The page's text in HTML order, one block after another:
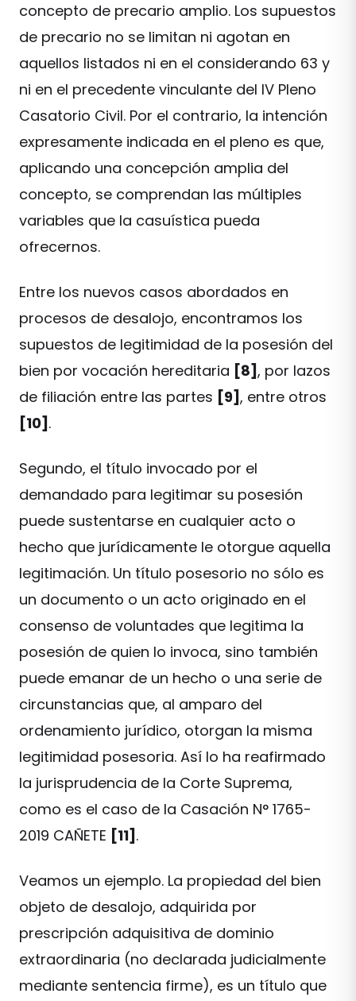
concepto de precario amplio. Los supuestos
de precario no se limitan ni agotan en
aquellos listados ni en el considerando 63 y
ni en el precedente vinculante del IV Pleno
Casatorio Civil. Por el contrario, la intención
expresamente indicada en el pleno es que,
aplicando una concepción amplia del
concepto, se comprendan las múltiples
variables que la casuística pueda
ofrecernos.
Entre los nuevos casos abordados en
procesos de desalojo, encontramos los
supuestos de legitimidad de la posesión del
bien por vocación hereditaria [8] , por lazos
de filiación entre las partes [9] , entre otros
[10] .
Segundo, el título invocado por el
demandado para legitimar su posesión
puede sustentarse en cualquier acto o
hecho que jurídicamente le otorgue aquella
legitimación. Un título posesorio no sólo es
un documento o un acto originado en el
consenso de voluntades que legitima la
posesión de quien lo invoca, sino también
puede emanar de un hecho o una serie de
circunstancias que, al amparo del
ordenamiento jurídico, otorgan la misma
legitimidad posesoria. Así lo ha reafirmado
la jurisprudencia de la Corte Suprema,
como es el caso de la Casación N° 1765-
2019 CAÑETE [11] .
Veamos un ejemplo. La propiedad del bien
objeto de desalojo, adquirida por
prescripción adquisitiva de dominio
extraordinaria (no declarada judicialmente
mediante sentencia firme), es un título que